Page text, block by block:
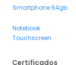
Smartphone 64gb
Notebook
Touchscreen
Certificados